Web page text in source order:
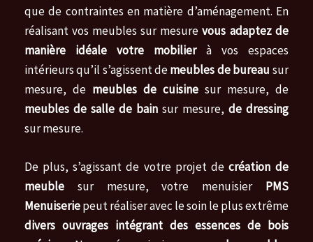
que de contraintes en matière d’aménagement. En
réalisant vos meubles sur mesure vous adaptez de
manière idéale votre mobilierà vos espaces
intérieurs qu’il s’agissent demeubles de bureau sur
mesure, de meubles de cuisine sur mesure, de
meubles de salle de bain sur mesure, de dressing
sur mesure.
De plus, s’agissant de votre projet de création de
meuble sur mesure, votre menuisier PMS
Menuiseriepeut réaliser avec le soin le plus extrême
divers ouvrages intégrant des essences de bois